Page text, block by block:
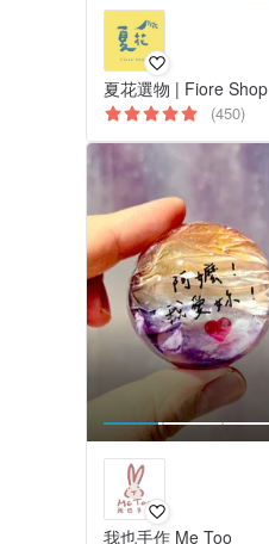
夏花選物 | Fiore Shop
(450)
我也手作 Me Too